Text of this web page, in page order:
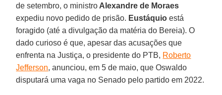
de setembro, o ministro Alexandre de Moraes
expediu novo pedido de prisão. Eustáquio está
foragido (até a divulgação da matéria do Bereia). O
dado curioso é que, apesar das acusações que
enfrenta na Justiça, o presidente do PTB, Roberto
Jefferson, anunciou, em 5 de maio, que Oswaldo
disputará uma vaga no Senado pelo partido em 2022.